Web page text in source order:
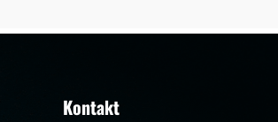
Kontakt